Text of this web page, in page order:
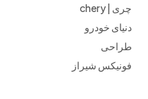
چری | chery
دنیای خودرو
طراحی
فونیکس شیراز